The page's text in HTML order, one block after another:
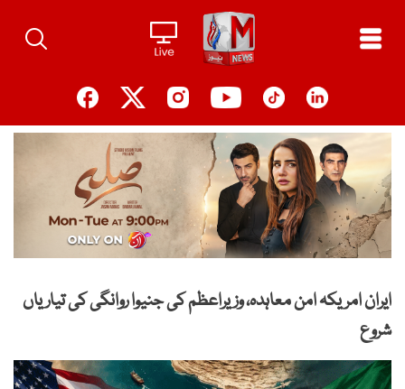
content
ایران امریکہ امن معاہدہ، وزیراعظم کی جنیوا روانگی کی تیاریاں
شروع